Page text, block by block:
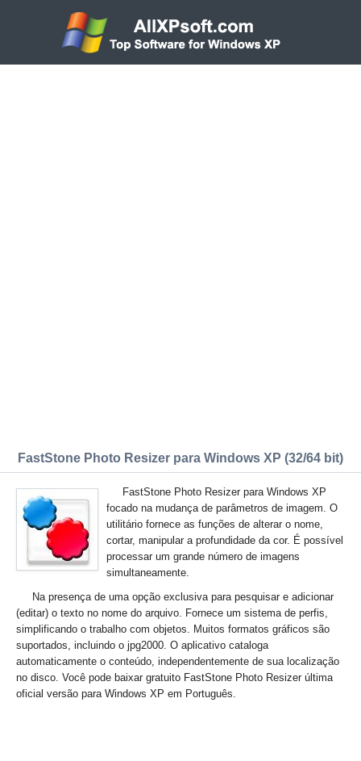
FastStone Photo Resizer para Windows XP (32/64 bit)
FastStone Photo Resizer para Windows XP
focado na mudança de parâmetros de imagem. O
utilitário fornece as funções de alterar o nome,
cortar, manipular a profundidade da cor. É possível
processar um grande número de imagens
simultaneamente.
Na presença de uma opção exclusiva para pesquisar e adicionar
(editar) o texto no nome do arquivo. Fornece um sistema de perfis,
simplificando o trabalho com objetos. Muitos formatos gráficos são
suportados, incluindo o jpg2000. O aplicativo cataloga
automaticamente o conteúdo, independentemente de sua localização
no disco. Você pode baixar gratuito FastStone Photo Resizer última
oficial versão para Windows XP em Português.